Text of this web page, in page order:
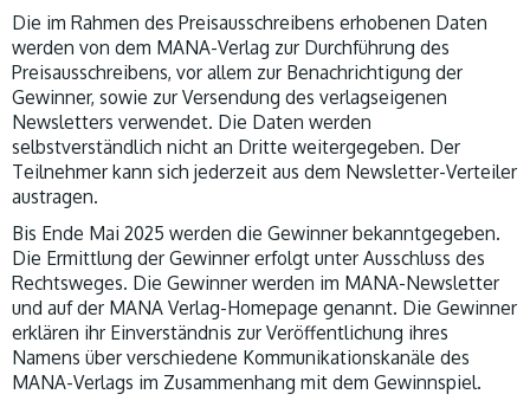
Die im Rahmen des Preisausschreibens erhobenen Daten
werden von dem MANA-Verlag zur Durchführung des
Preisausschreibens, vor allem zur Benachrichtigung der
Gewinner, sowie zur Versendung des verlagseigenen
Newsletters verwendet. Die Daten werden
selbstverständlich nicht an Dritte weitergegeben. Der
Teilnehmer kann sich jederzeit aus dem Newsletter-Verteiler
austragen.
Bis Ende Mai 2025 werden die Gewinner bekanntgegeben.
Die Ermittlung der Gewinner erfolgt unter Ausschluss des
Rechtsweges. Die Gewinner werden im MANA-Newsletter
und auf der MANA Verlag-Homepage genannt. Die Gewinner
erklären ihr Einverständnis zur Veröffentlichung ihres
Namens über verschiedene Kommunikationskanäle des
MANA-Verlags im Zusammenhang mit dem Gewinnspiel.